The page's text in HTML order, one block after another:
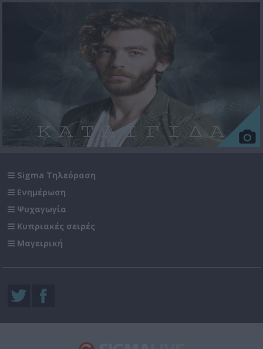
Sigma Τηλεόραση
Ενημέρωση
Ψυχαγωγία
Κυπριακές σειρές
Μαγειρική